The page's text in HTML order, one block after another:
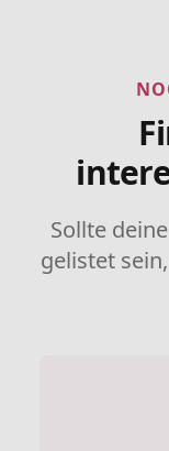
Sollte
gelistet